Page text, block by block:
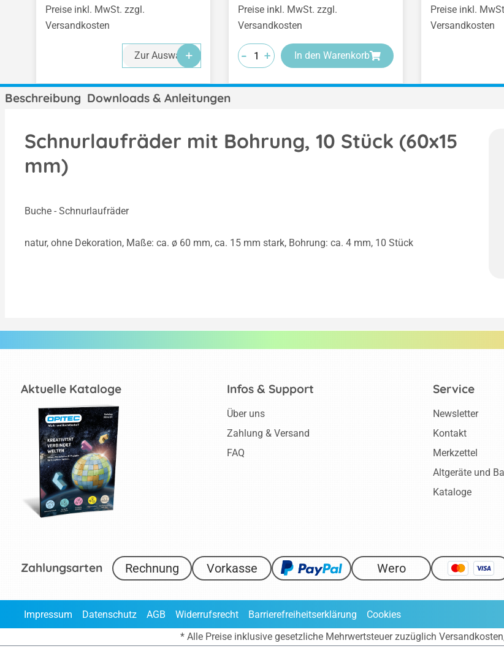
Preise inkl. MwSt. zzgl.
Versandkosten
Zur Auswahl
Preise inkl. MwSt. zzgl.
Versandkosten
-
-
- +
+
+ In den Warenkorb
Preise inkl.
Versandkosten
Beschreibung Downloads & Anleitungen
Schnurlaufräder mit Bohrung, 10 Stück (60x15
mm)
Buche - Schnurlaufräder
natur, ohne Dekoration, Maße: ca. ø 60 mm, ca. 15 mm stark, Bohrung: ca. 4 mm, 10 Stück
Aktuelle Kataloge Infos & Support
Über uns
Zahlung & Versand
FAQ
Service
Newsletter
Kontakt
Merkzettel
Altgeräte und
Kataloge
Zahlungsarten Rechnung Vorkasse Wero
Impressum Datenschutz AGB Widerrufsrecht Barrierefreiheitserklärung Cookies
* Alle Preise inklusive gesetzliche Mehrwertsteuer zuzüglich Versandkosten